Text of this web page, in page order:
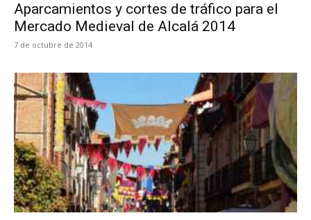
Aparcamientos y cortes de tráfico para el
Mercado Medieval de Alcalá 2014
7 de octubre de 2014